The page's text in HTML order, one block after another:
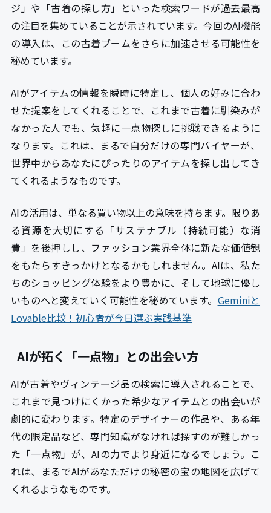
ジ」や「古着の探し方」といった検索ワードが過去最高
の注目を集めていることが示されています。今回のAI機能
の導入は、この古着ブームをさらに加速させる可能性を
秘めています。
AIがアイテムの情報を瞬時に特定し、個人の好みに合わ
せた提案をしてくれることで、これまで古着に馴染みが
なかった人でも、気軽に一点物探しに挑戦できるように
なります。これは、まるで自分だけの専門バイヤーが、
世界中からあなたにぴったりのアイテムを探し出してき
てくれるようなものです。
AIの活用は、単なる買い物以上の意味を持ちます。限りあ
る資源を大切にする「サステナブル（持続可能）な消
費」を後押しし、ファッション業界全体に新たな価値観
をもたらすきっかけとなるかもしれません。AIは、私た
ちのショッピング体験をより豊かに、そして地球に優し
いものへと変えていく可能性を秘めています。 Geminiと
Lovable比較！初心者が今日選ぶ実践基準
AIが拓く「一点物」との出会い方
AIが古着やヴィンテージ品の検索に導入されることで、
これまで見つけにくかった希少なアイテムとの出会いが
劇的に変わります。特定のデザイナーの作品や、ある年
代の限定品など、専門知識がなければ探すのが難しかっ
た「一点物」が、AIの力でより身近になるでしょう。こ
れは、まるでAIがあなただけの秘密の宝の地図を広げて
くれるようなものです。